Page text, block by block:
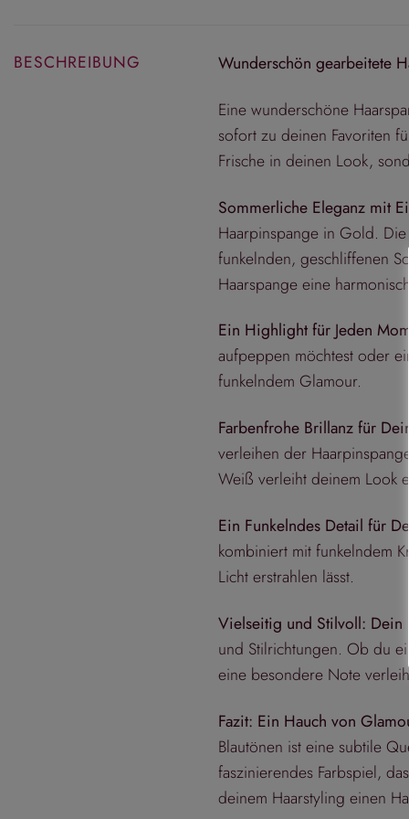
BESCHREIBUNG
Wunderschön gearbeitete
Eine wunderschöne
sofort zu deinen Favoriten
Frische in deinen Look,
Sommerliche Eleganz mit
Haarpinspange in Gold.
funkelnden, geschliffenen
Haarspange eine
Ein Highlight für Jeden
aufpeppen möchtest oder
funkelndem Glamour.
Farbenfrohe Brillanz für
verleihen der
Weiß verleiht deinem Look
Ein Funkelndes Detail für
kombiniert mit funkelndem
Licht erstrahlen lässt.
Vielseitig und Stilvoll: Dein
und Stilrichtungen. Ob du
eine besondere Note
Fazit: Ein Hauch von
Blautönen ist eine subtile
faszinierendes Farbspiel,
deinem Haarstyling einen